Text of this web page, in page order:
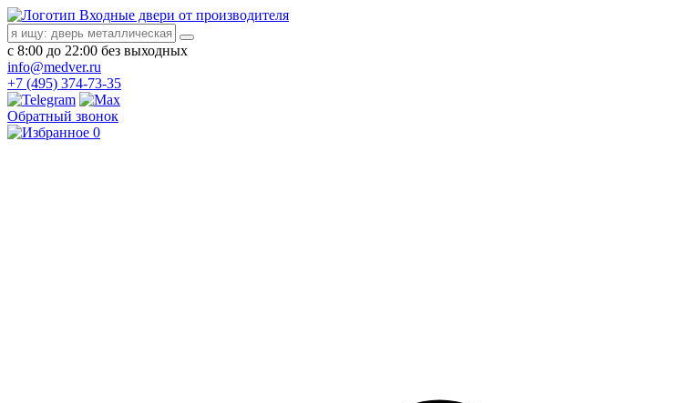
Входные двери от производителя
с 8:00 до 22:00 без выходных
info@medver.ru
+7 (495) 374-73-35
Обратный звонок
0